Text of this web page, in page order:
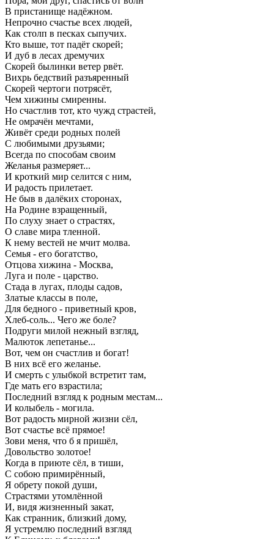
В пристанище надёжном.
Непрочно счастье всех людей,
Как столп в песках сыпучих.
Кто выше, тот падёт скорей;
И дуб в лесах дремучих
Скорей былинки ветер рвёт.
Вихрь бедствий разъяренный
Скорей чертоги потрясёт,
Чем хижины смиренны.
Но счастлив тот, кто чужд страстей,
Не омрачён мечтами,
Живёт среди родных полей
С любимыми друзьями;
Всегда по способам своим
Желанья размеряет...
И кроткий мир селится с ним,
И радость прилетает.
Не быв в далёких сторонах,
На Родине взращенный,
По слуху знает о страстях,
О славе мира тленной.
К нему вестей не мчит молва.
Семья - его богатство,
Отцова хижина - Москва,
Луга и поле - царство.
Стада в лугах, плоды садов,
Златые классы в поле,
Для бедного - приветный кров,
Хлеб-соль... Чего же боле?
Подруги милой нежный взгляд,
Малюток лепетанье...
Вот, чем он счастлив и богат!
В них всё его желанье.
И смерть с улыбкой встретит там,
Где мать его взрастила;
Последний взгляд к родным местам...
И колыбель - могила.
Вот радость мирной жизни сёл,
Вот счастье всё прямое!
Зови меня, что б я пришёл,
Довольство золотое!
Когда в приюте сёл, в тиши,
С собою примирённый,
Я обрету покой души,
Страстями утомлённой
И, видя жизненный закат,
Как странник, близкий дому,
Я устремлю последний взгляд